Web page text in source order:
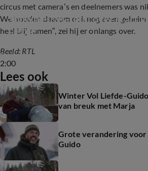
circus met camera’s en deelnemers was
We houden daarom ook nog even
heel blij samen”, zei hij er onlangs over.
2:00
Shownieuws-tafel over start
Liefde
Beeld: RTL
Lees ook
Winter Vol Liefde-
van breuk met Marja
Grote verandering
Guido